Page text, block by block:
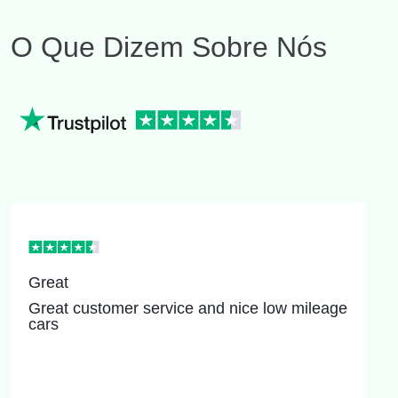
O Que Dizem Sobre Nós
Great
Great customer service and nice low mileage
cars